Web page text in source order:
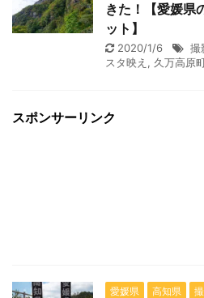
きた！【愛媛県
ット】
2020/1/6 撮
スタ映え , 久万高原
スポンサーリンク
愛媛県 高知県